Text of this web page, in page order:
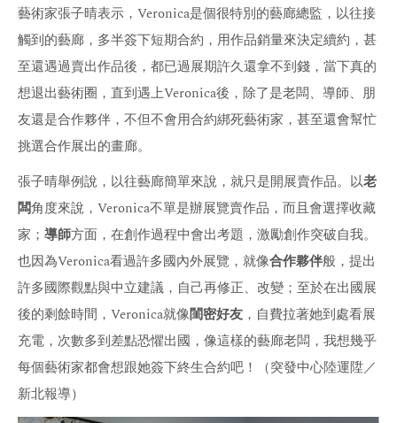
藝術家張子晴表示，Veronica是個很特別的藝廊總監，以往接
觸到的藝廊，多半簽下短期合約，用作品銷量來決定續約，甚
至還遇過賣出作品後，都已過展期許久還拿不到錢，當下真的
想退出藝術圈，直到遇上Veronica後，除了是老闆、導師、朋
友還是合作夥伴，不但不會用合約綁死藝術家，甚至還會幫忙
挑選合作展出的畫廊。
張子晴舉例說，以往藝廊簡單來說，就只是開展賣作品。以老
闆角度來說，Veronica不單是辦展覽賣作品，而且會選擇收藏
家； 導師方面，在創作過程中會出考題，激勵創作突破自我。
也因為Veronica看過許多國內外展覽，就像合作夥伴般，提出
許多國際觀點與中立建議，自己再修正、改變；至於在出國展
後的剩餘時間，Veronica就像閨密好友 ，自費拉著她到處看展
充電，次數多到差點恐懼出國，像這樣的藝廊老闆，我想幾乎
每個藝術家都會想跟她簽下終生合約吧！（突發中心陸運陞／
新北報導）